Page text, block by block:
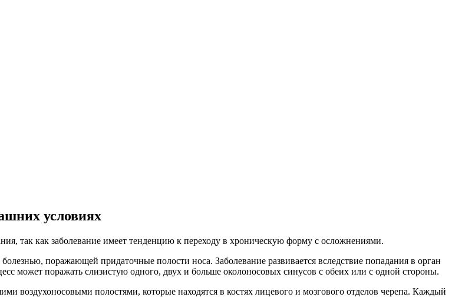
условиях
так как заболевание имеет тенденцию к переходу в хроническую форму с осложнениями.
поражающей придаточные полости носа. Заболевание развивается вследствие попадания в орган
может поражать слизистую одного, двух и больше околоносовых синусов с обеих или с одной стороны.
воздухоносовыми полостями, которые находятся в костях лицевого и мозгового отделов черепа. Каждый